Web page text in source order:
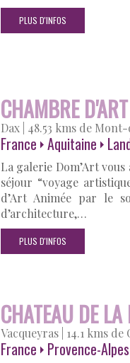
PLUS D'INFOS
CHAMBRE D'ART
Dax 48.53 kms de
France Aquitaine
La galerie Dom’Art
séjour “voyage
d’Art Animée par le
d’architecture,…
PLUS D'INFOS
CHATEAU DE LA
Vacqueyras 14.1 kms de
France Provence-